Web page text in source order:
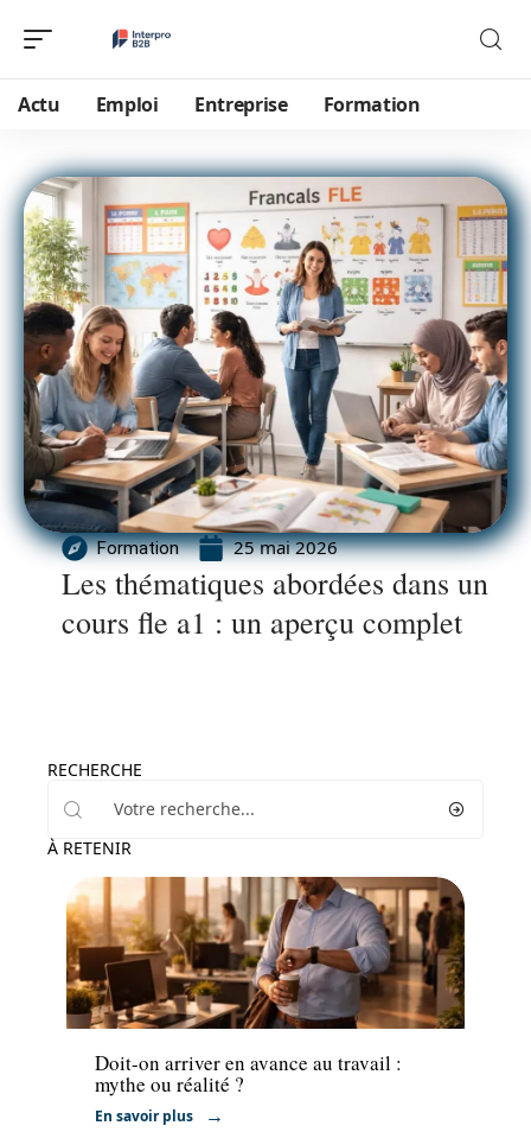
Actu Emploi Entreprise Formation
Formation 25 mai 2026
Les thématiques abordées dans un
cours fle a1 : un aperçu complet
RECHERCHE
À RETENIR
Emploi
Doit-on arriver en avance au travail :
mythe ou réalité ?
En savoir plus